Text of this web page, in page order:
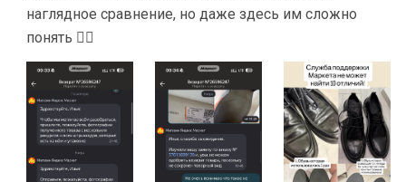
наглядное сравнение, но даже здесь им сложно
понять 🤷‍♀️